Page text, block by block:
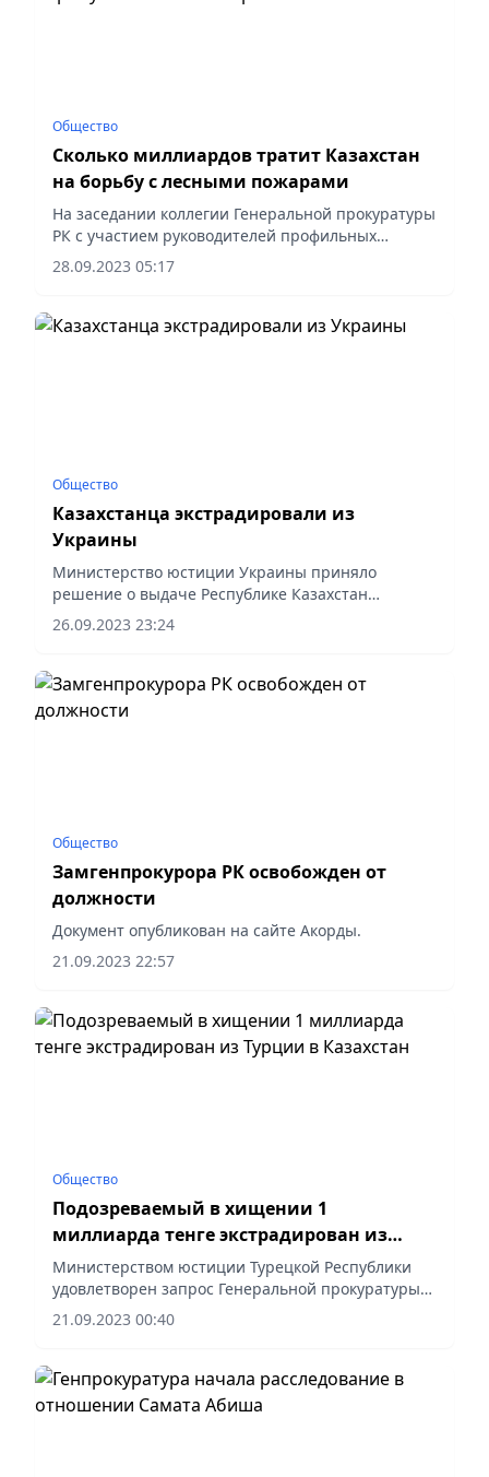
Общество
Сколько миллиардов тратит Казахстан
на борьбу с лесными пожарами
На заседании коллегии Генеральной прокуратуры
РК с участием руководителей профильных
министерств рассмотрено состояние законности
в сфере охраны лесов.
28.09.2023 05:17
Общество
Казахстанца экстрадировали из
Украины
Министерство юстиции Украины приняло
решение о выдаче Республике Казахстан
гражданина «М», уклонившегося от исполнения
приговора казахстанского суда, сообщает пресс-
26.09.2023 23:24
Общество
Замгенпрокурора РК освобожден от
должности
Документ опубликован на сайте Акорды.
21.09.2023 22:57
Общество
Подозреваемый в хищении 1
миллиарда тенге экстрадирован из
Турции в Казахстан
Министерством юстиции Турецкой Республики
удовлетворен запрос Генеральной прокуратуры
Республики Казахстан о выдаче гражданина К.,
находящегося в международном розыске с 2014
21.09.2023 00:40